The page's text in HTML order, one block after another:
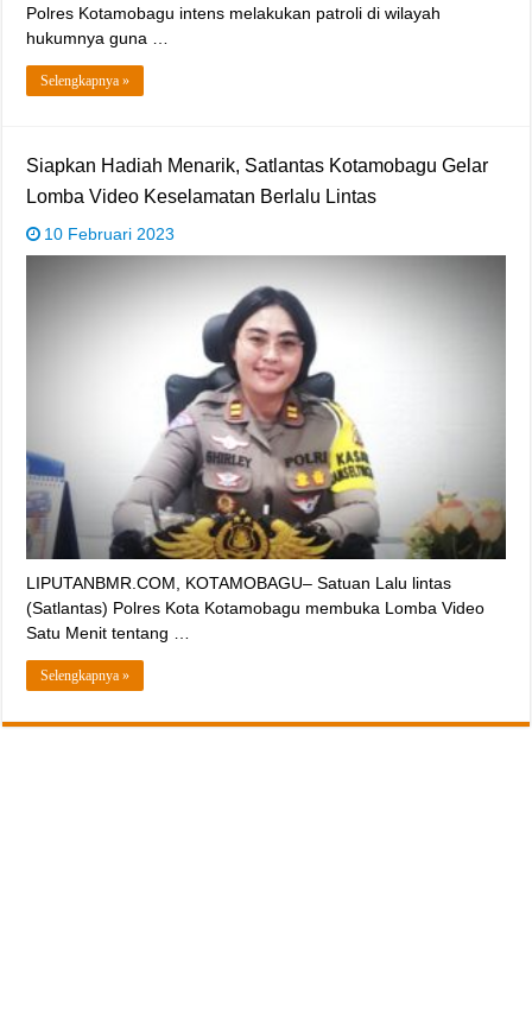
Polres Kotamobagu intens melakukan patroli di wilayah
hukumnya guna …
Selengkapnya »
Siapkan Hadiah Menarik, Satlantas Kotamobagu Gelar
Lomba Video Keselamatan Berlalu Lintas
10 Februari 2023
LIPUTANBMR.COM, KOTAMOBAGU– Satuan Lalu lintas
(Satlantas) Polres Kota Kotamobagu membuka Lomba Video
Satu Menit tentang …
Selengkapnya »